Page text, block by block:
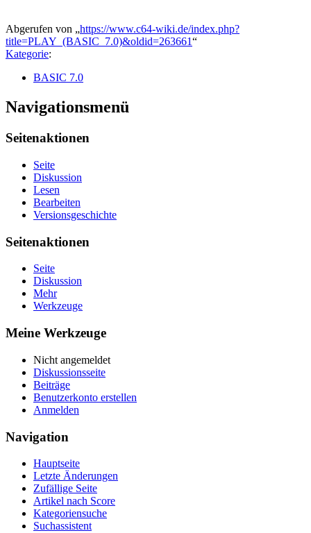
Abgerufen von „https://www.c64-wiki.de/index.php?
title=PLAY_(BASIC_7.0)&oldid=263661“
Kategorie:
BASIC 7.0
Navigationsmenü
Seitenaktionen
Seite
Diskussion
Lesen
Bearbeiten
Versionsgeschichte
Seitenaktionen
Seite
Diskussion
Mehr
Werkzeuge
Meine Werkzeuge
Nicht angemeldet
Diskussionsseite
Beiträge
Benutzerkonto erstellen
Anmelden
Navigation
Hauptseite
Letzte Änderungen
Zufällige Seite
Artikel nach Score
Kategoriensuche
Suchassistent